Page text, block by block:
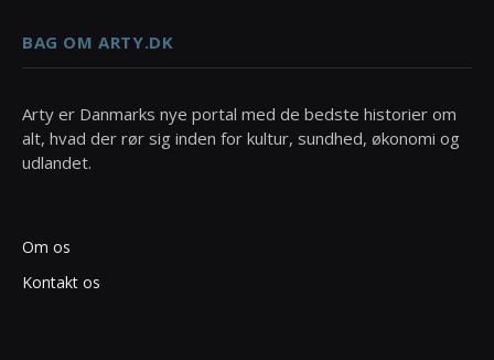
BAG OM ARTY.DK
Arty er Danmarks nye portal med de bedste historier om
alt, hvad der rør sig inden for kultur, sundhed, økonomi og
udlandet.
Om os
Kontakt os